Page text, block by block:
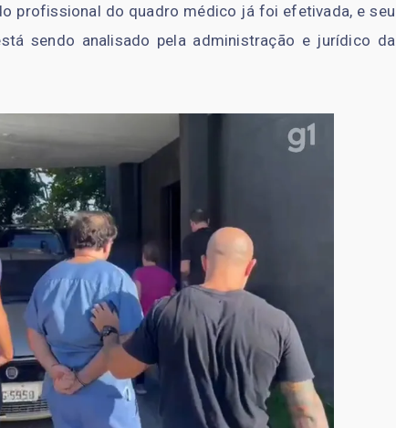
profissional do quadro médico já foi efetivada, e seu
sendo analisado pela administração e jurídico da